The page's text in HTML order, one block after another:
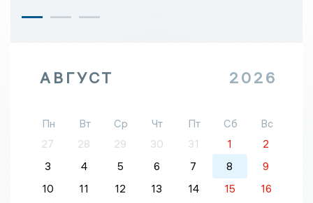
АВГУСТ 2026
Пн Вт Ср Чт Пт Сб
Вс
27
28 29 30 31 1
2
3
4 5 6 7 8
9
10
11 12 13 14 15
16